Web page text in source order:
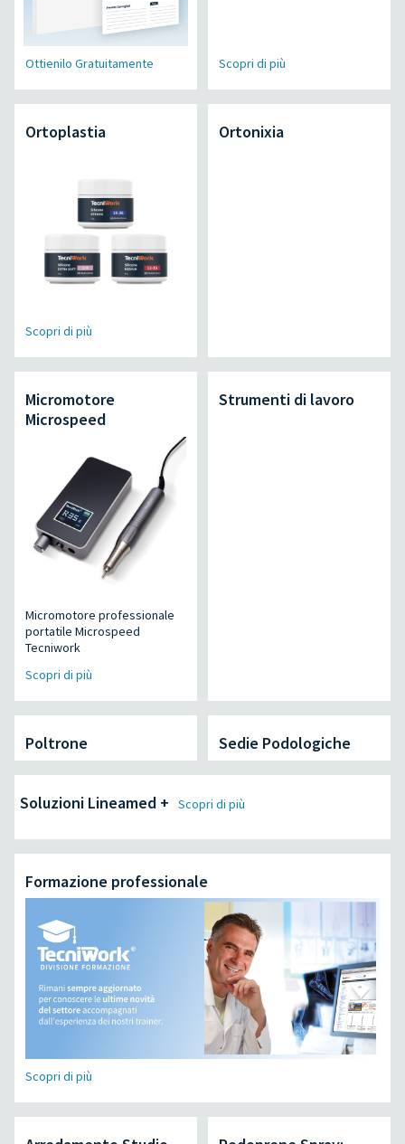
Ottienilo Gratuitamente Scopri di più
Ortoplastia
Scopri di più
Ortonixia
Micromotore
Microspeed
Micromotore professionale
portatile Microspeed
Tecniwork
Scopri di più
Strumenti di lavoro
Poltrone Sedie Podologiche
Soluzioni Lineamed + Scopri di più
Formazione professionale
Scopri di più